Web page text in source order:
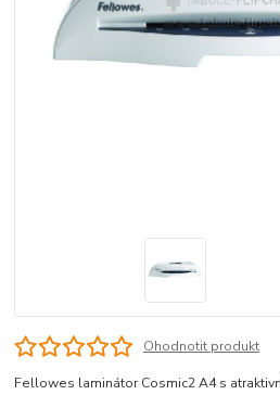
Ohodnotit produkt
Fellowes laminátor Cosmic2 A4 s